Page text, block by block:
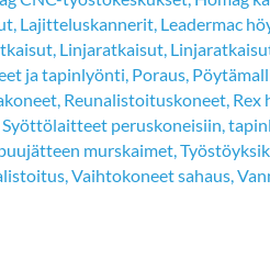
, Lajitteluskannerit, Leadermac
, Linjaratkaisut,
ja tapinlyönti, Poraus,
, Reunalistoituskoneet, Rex
Syöttölaitteet peruskoneisiin,
murskaimet,
,Vaihtokoneet sahaus,